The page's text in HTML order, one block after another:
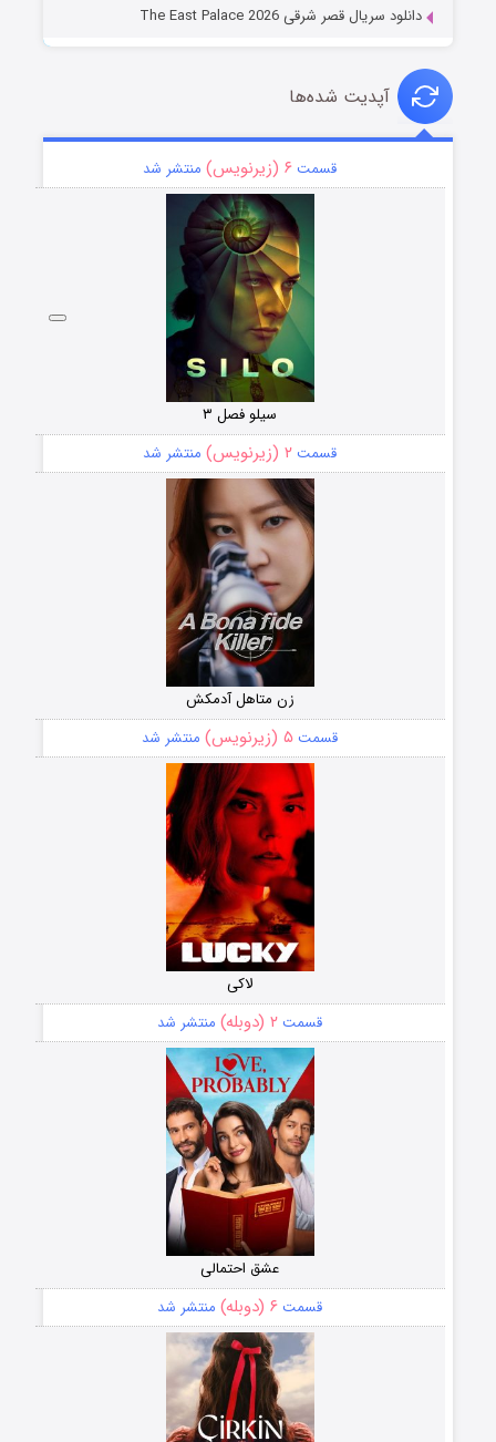
دانلود سریال قصر شرقی The East Palace 2026
آپدیت شده‌ها
قسمت ۶ (زیرنویس) منتشر شد
سیلو فصل ۳
قسمت ۲ (زیرنویس) منتشر شد
زن متاهل آدمکش
قسمت ۵ (زیرنویس) منتشر شد
لاکی
قسمت ۲ (دوبله) منتشر شد
عشق احتمالی
قسمت ۶ (دوبله) منتشر شد